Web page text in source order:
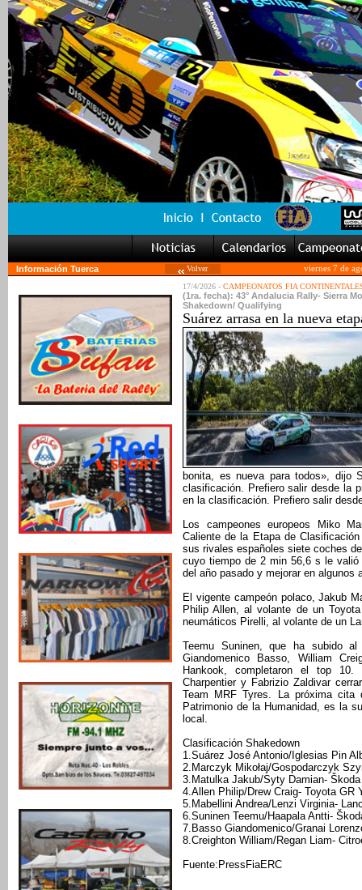
Información Tuerca Volver
viernes 7 de
17/4/2026 - CAMPEONATOS FIA
(1ra. fecha): 43° Andalucia Rally- Sierra
Shakedown/ Qualifying
Suárez arrasa en la nueva
bonita, es nueva para todos», dijo
clasificación. Prefiero salir desde la
en la clasificación. Prefiero salir
Los campeones europeos Miko
Caliente de la Etapa de
sus rivales españoles siete coches
cuyo tiempo de 2 min 56,6 s le
del año pasado y mejorar en algunos
El vigente campeón polaco, Jakub
Philip Allen, al volante de un
neumáticos Pirelli, al volante de un
Teemu Suninen, que ha subido
Giandomenico Basso, William
Hankook, completaron el top
Charpentier y Fabrizio Zaldivar
Team MRF Tyres. La próxima cita
Patrimonio de la Humanidad, es la
local.
Clasificación Shakedown
1.Suárez José Antonio/Iglesias Pin
2.Marczyk Mikołaj/Gospodarczyk
3.Matulka Jakub/Syty Damian-
4.Allen Philip/Drew Craig- Toyota GR
5.Mabellini Andrea/Lenzi Virginia-
6.Suninen Teemu/Haapala Antti-
7.Basso Giandomenico/Granai
8.Creighton William/Regan Liam-
Fuente:PressFiaERC